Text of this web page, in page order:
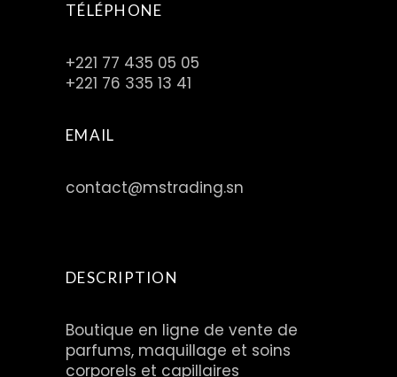
TÉLÉPHONE
+221 77 435 05 05
+221 76 335 13 41
EMAIL
contact@mstrading.sn
DESCRIPTION
Boutique en ligne de vente de
parfums, maquillage et soins
corporels et capillaires